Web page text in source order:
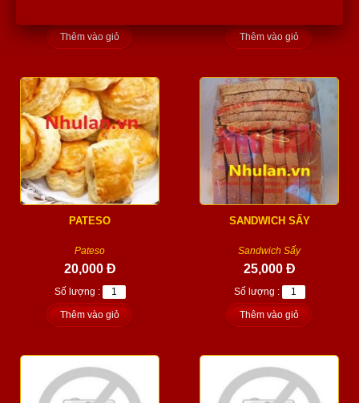
Thêm vào giỏ Thêm vào giỏ
PATESO
Pateso
20,000 Đ
Số lượng :
Thêm vào giỏ
SANDWICH SẤY
Sandwich Sấy
25,000 Đ
Số lượng :
Thêm vào giỏ